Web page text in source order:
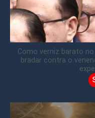
Como verniz barato
bradar contra o